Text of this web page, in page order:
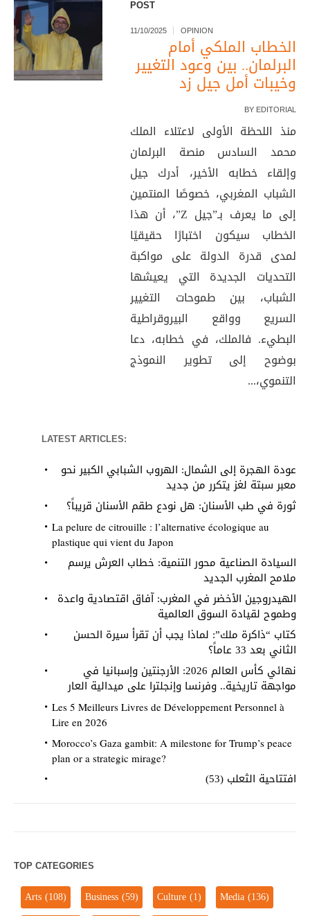
POST
11/10/2025 OPINION
الخطاب الملكي أمام
البرلمان.. بين وعود التغيير
وخيبات أمل جيل زد
BY EDITORIAL
منذ اللحظة الأولى لاعتلاء الملك
محمد السادس منصة البرلمان
وإلقاء خطابه الأخير، أدرك جيل
الشباب المغربي، خصوصًا المنتمين
إلى ما يعرف بـ”جيل Z”، أن هذا
الخطاب سيكون اختبارًا حقيقيًا
لمدى قدرة الدولة على مواكبة
التحديات الجديدة التي يعيشها
الشباب، بين طموحات التغيير
السريع وواقع البيروقراطية
البطيء. فالملك، في خطابه، دعا
بوضوح إلى تطوير النموذج
التنموي،...
LATEST ARTICLES:
عودة الهجرة إلى الشمال: الهروب الشبابي الكبير نحو
معبر سبتة لغز يتكرر من جديد
ثورة في طب الأسنان: هل نودع طقم الأسنان قريباً؟
La pelure de citrouille : l’alternative écologique au
plastique qui vient du Japon
السيادة الصناعية محور التنمية: خطاب العرش يرسم
ملامح المغرب الجديد
الهيدروجين الأخضر في المغرب: آفاق اقتصادية واعدة
وطموح لقيادة السوق العالمية
كتاب “ذاكرة ملك”: لماذا يجب أن تقرأ سيرة الحسن
الثاني بعد 33 عاماً؟
نهائي كأس العالم 2026: الأرجنتين وإسبانيا في
مواجهة تاريخية.. وفرنسا وإنجلترا على ميدالية العار
Les 5 Meilleurs Livres de Développement Personnel à
Lire en 2026
Morocco’s Gaza gambit: A milestone for Trump’s peace
plan or a strategic mirage?
افتتاحية الثعلب (53)
TOP CATEGORIES
Arts(108) Business(59) Culture(1) Media(136)